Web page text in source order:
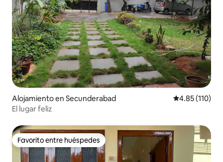
Alojamiento en Secunderabad Calificación
4.85 (110)
El lugar feliz
Favorito entre huéspedes
Favorito entre huéspedes